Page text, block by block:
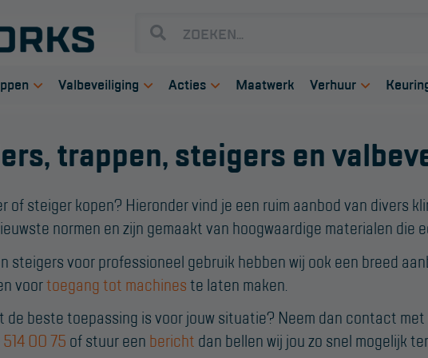
ladder
Dubbele trap
Werkbordes
Magazijntrap
Trailertrap
Trap accessoires
Schraag
Valbeveiliging
Harnas gordels
Verbindingsmiddelen
Anker middelen
Reddingsmiddelen
Acties Maatwerk Verhuur
Rolsteigers
Schilderstellingen
Steiger overkapping
Schilderwerkzaamheden
Industrieel
onderhoud
hoogwerkers
Knikarmhoogwerkers
Spinhoogwerkers
Schaarhoogwerkers
Autohoogwerkers
Project
Laagbouw
Hoogbouw
Industrie
Ladders en trappen
Steigers
trappen, steigers en
of steiger kopen? Hieronder vind je een ruim aanbod van divers
normen en zijn gemaakt van hoogwaardige materialen die
steigers voor professioneel gebruik hebben wij ook een breed
voortoegang tot machineste laten maken.
de beste toepassing is voor jouw situatie? Neem dan contact
00 75 of stuur een bericht dan bellen wij jou zo snel mogelijk